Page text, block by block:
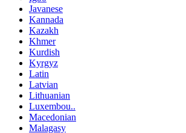
Javanese
Kannada
Kazakh
Khmer
Kurdish
Kyrgyz
Latin
Latvian
Lithuanian
Luxembou..
Macedonian
Malagasy